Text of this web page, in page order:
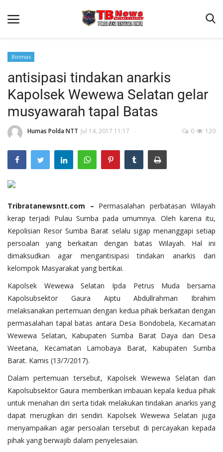
Beranda
Binkam
Terms & Conditions
Reskrim
Lantas
Polisi Kita
Mitra Polisi
Giat Ops
Link Polda NTT
Binmas
antisipasi tindakan anarkis
Kapolsek Wewewa Selatan gelar
musyawarah tapal Batas
Humas Polda NTT Jul 14, 2017 11:17 120
0
Tribratanewsntt.com – Permasalahan perbatasan Wilayah
kerap terjadi Pulau Sumba pada umumnya. Oleh karena itu,
Kepolisian Resor Sumba Barat selalu sigap menanggapi setiap
persoalan yang berkaitan dengan batas Wilayah. Hal ini
dimaksudkan agar mengantisipasi tindakan anarkis dari
kelompok Masyarakat yang bertikai.
Kapolsek Wewewa Selatan Ipda Petrus Muda bersama
Kapolsubsektor Gaura Aiptu Abdullrahman Ibrahim
melaksanakan pertemuan dengan kedua pihak berkaitan dengan
permasalahan tapal batas antara Desa Bondobela, Kecamatan
Wewewa Selatan, Kabupaten Sumba Barat Daya dan Desa
Weetana, Kecamatan Lamobaya Barat, Kabupaten Sumba
Barat. Kamis (13/7/2017).
Dalam pertemuan tersebut, Kapolsek Wewewa Selatan dan
Kapolsubsektor Gaura memberikan imbauan kepala kedua pihak
untuk menahan diri serta tidak melakukan tindakan anarkis yang
dapat merugikan diri sendiri. Kapolsek Wewewa Selatan juga
menyampaikan agar persoalan tersebut di percayakan kepada
pihak yang berwajib dalam penyelesaian.